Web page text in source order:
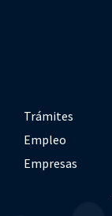
Trámites
Empleo
Empresas